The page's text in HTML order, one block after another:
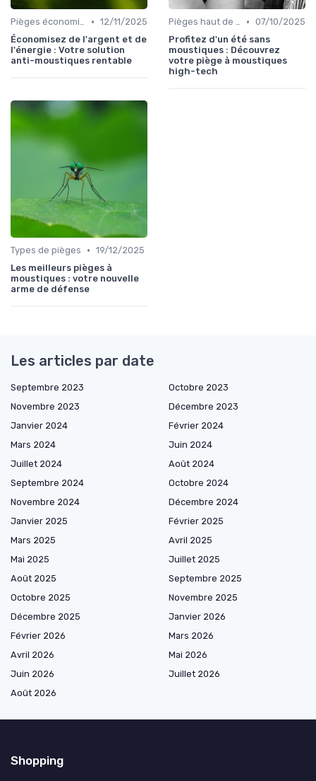
Pièges économiques • 12/11/2025
Économisez de l'argent et de
l'énergie : Votre solution
anti-moustiques rentable
Pièges haut de gamme • 07/10/2025
Profitez d'un été sans
moustiques : Découvrez
votre piège à moustiques
high-tech
Types de pièges • 19/12/2025
Les meilleurs pièges à
moustiques : votre nouvelle
arme de défense
Les articles par date
Septembre 2023
Octobre 2023
Novembre 2023
Décembre 2023
Janvier 2024
Février 2024
Mars 2024
Juin 2024
Juillet 2024
Août 2024
Septembre 2024
Octobre 2024
Novembre 2024
Décembre 2024
Janvier 2025
Février 2025
Mars 2025
Avril 2025
Mai 2025
Juillet 2025
Août 2025
Septembre 2025
Octobre 2025
Novembre 2025
Décembre 2025
Janvier 2026
Février 2026
Mars 2026
Avril 2026
Mai 2026
Juin 2026
Juillet 2026
Août 2026
Shopping